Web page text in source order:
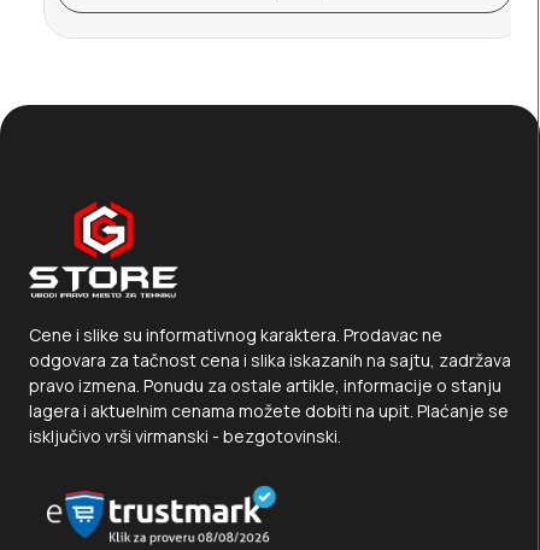
Cene i slike su informativnog karaktera. Prodavac ne
odgovara za tačnost cena i slika iskazanih na sajtu, zadržava
pravo izmena. Ponudu za ostale artikle, informacije o stanju
lagera i aktuelnim cenama možete dobiti na upit. Plaćanje se
isključivo vrši virmanski - bezgotovinski.